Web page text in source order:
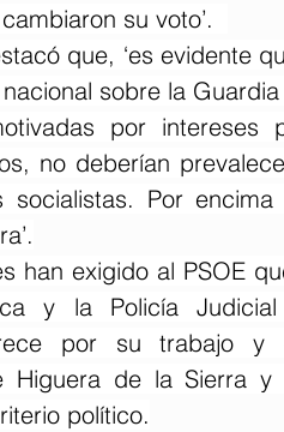
su voto’.
que, ‘es evidente
sobre la
por intereses
no deberían
Por
han exigido al PSOE
y la Policía
por su trabajo y
Higuera de la Sierra
político.